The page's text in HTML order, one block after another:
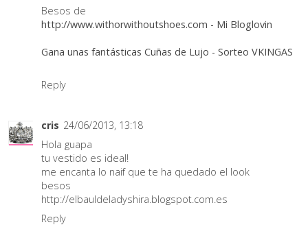
Besos de
http://www.withorwithoutshoes.com - Mi Bloglovin
Gana unas fantásticas Cuñas de Lujo - Sorteo VKINGAS
Reply
cris 24/06/2013, 13:18
Hola guapa
tu vestido es ideal!
me encanta lo naif que te ha quedado el look
besos
http://elbauldeladyshira.blogspot.com.es
Reply